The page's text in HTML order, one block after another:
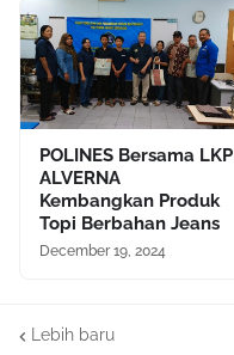
POLINES Bersama LKP
ALVERNA
Kembangkan Produk
Topi Berbahan Jeans
December 19, 2024
Lebih baru